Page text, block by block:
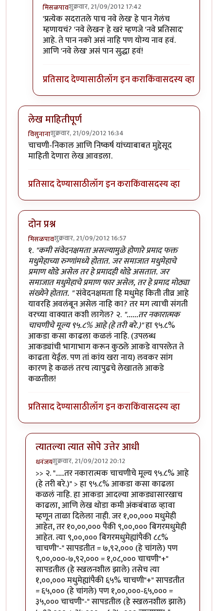
मिसळपावशुक्रवार, 21/09/2012 17:42
In reply toनवे लेखनbyपैसा
'प्रत्येक सदरातले पाच नवे लेख' हे पान गेलंच
म्हणायचं? 'नवे लेखन' हे खरं म्हणजे 'नवे प्रतिसाद'
आहे. ते पान नको असं नाहि पण योग्य नाव हवं.
आणि 'नवे लेख' असं पान सुद्धा हवं!
प्रतिसाद देण्यासाठीलॉग इन कराकिंवासदस्य व्हा
लेख माहितीपूर्ण
विसुनानाशुक्रवार, 21/09/2012 16:34
चाचणी-निकाल आणि निष्कर्ष यांच्याबाबत मुद्देसूद
माहिती देणारा लेख आवडला.
प्रतिसाद देण्यासाठीलॉग इन कराकिंवासदस्य व्हा
दोन प्रश्न
मिसळपावशुक्रवार, 21/09/2012 16:57
१. "कमी संवेदनक्षमता असल्यामुळे होणारे प्रमाद फक्त
मधुमेहाच्या रुग्णांमध्ये होतात. जर समाजात मधुमेहाचे
प्रमाण थोडे असेल तर हे प्रमादही थोडे असतात. जर
समाजात मधुमेहाचे प्रमाण फार असेल, तर हे प्रमाद मोठ्या
संख्येने होतात. "संवेदनक्षमता हि मधुमेह किती तीव्र आहे
यावरहि अवलंबून असेल नाहि का? तर मग त्याची संगती
वरच्या वाक्यात कशी लागेल? २. "......तर नकारात्मक
चाचणीचे मूल्य ९५.८% आहे (हे तरी बरे.)"हा ९५.८%
आकडा कसा काढला कळलं नाहि. (उपलब्ध
आकड्यांची भागाभाग करून कुठले आकडे वापरलेत ते
काढता येईल. पण तां कांय खरा नाय) लवकर सांग
कारण हे कळलं तरच त्यापुढचे लेखातले आकडे
कळतील!
प्रतिसाद देण्यासाठीलॉग इन कराकिंवासदस्य व्हा
त्यातल्या त्यात सोपे उत्तेर आधी
धनंजयशुक्रवार, 21/09/2012 20:12
In reply toदोन प्रश्नbyमिसळपाव
>> २. "......तर नकारात्मक चाचणीचे मूल्य ९५.८% आहे
(हे तरी बरे.)" > हा ९५.८% आकडा कसा काढला
कळलं नाहि. हा आकडा आदल्या आकड्यासारखाच
काढला, आणि लेख थोडा कमी अंकबंबाळ व्हावा
म्हणून ताळा दिलेला नाही. जर १,००,००० मधुमेही
आहेत, तर १०,००,००० पैकी ९,००,००० बिगरमधुमेही
आहेत. त्या ९,००,००० बिगरमधुमेह्यांपैकी ८८%
चाचणी"-" सापडतीत = ७,९२,००० (हे चांगले) पण
९,००,०००-७,९२,००० = १,०८,००० चाचणी"+"
सापडतील (हे स्खलनशील झाले) तसेच त्या
१,००,००० मधुमेह्यांपैकी ६५% चाचणी"+" सापडतीत
= ६५,००० (हे चांगले) पण १,००,०००-६५,००० =
३५,००० चाचणी"-" सापडतील (हे स्खलनशील झाले)